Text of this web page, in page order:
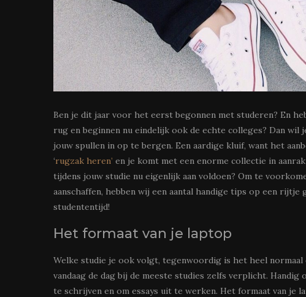
Ben je dit jaar voor het eerst begonnen met studeren? En
rug en beginnen nu eindelijk ook de echte colleges? Dan
jouw spullen in op te bergen. Een aardige kluif, want het
‘rugzak heren’ en je komt met een enorme collectie in
tijdens jouw studie nu eigenlijk aan voldoen? Om te
aanschaffen, hebben wij een aantal handige tips op een
studententijd!
Het formaat van je laptop
Welke studie je ook volgt, tegenwoordig is het heel
vandaag de dag bij de meeste studies zelfs verplicht.
te schrijven en om essays uit te werken. Het formaat van je